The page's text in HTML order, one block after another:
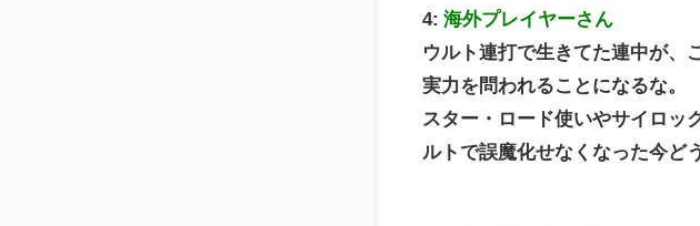
4: 海外プレイヤーさん
ウルト連打で生きてた連中が、
実力を問われることになるな。
スター・ロード使いやサイロッ
ルトで誤魔化せなくなった今ど